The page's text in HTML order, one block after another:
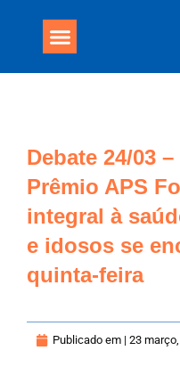
Debate 24/03
Prêmio APS
integral à
e idosos se
quinta-feira
Publicado em | 23